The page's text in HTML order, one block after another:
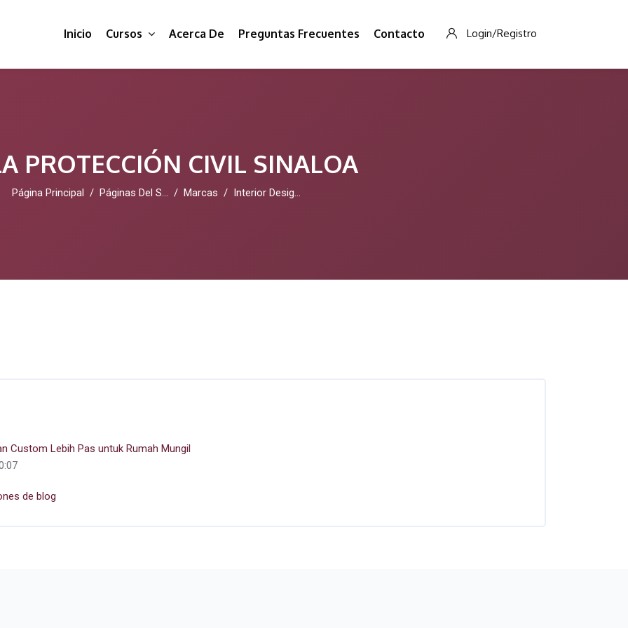
Inicio Cursos Acerca De Preguntas Frecuentes Contacto Login/Registro
PROTECCIÓN CIVIL SINALOA
Página Principal Páginas Del Sitio Marcas Interior Design Jakarta
Custom Lebih Pas untuk Rumah Mungil
de blog